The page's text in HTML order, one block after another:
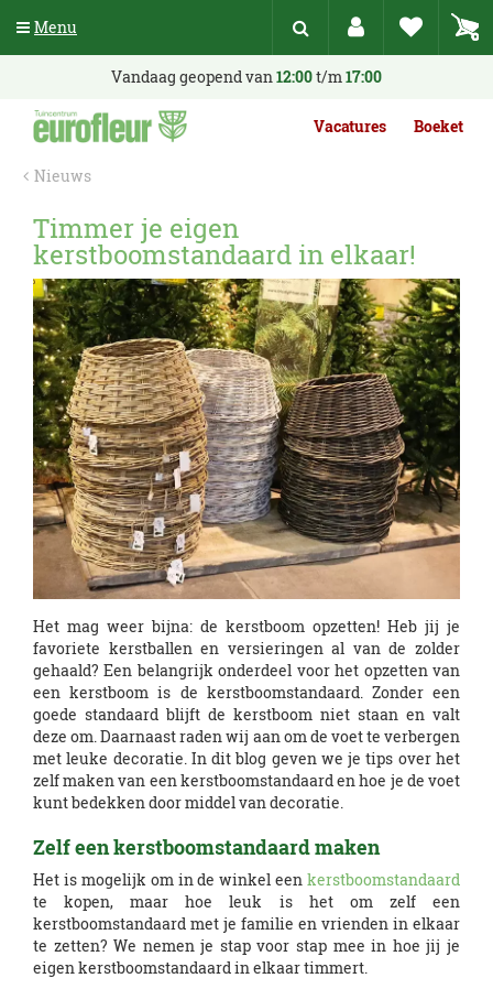
n
Nieuws
Vandaag geopend van12:00t/m17:00
Vacatures Boeket
Timmer je eigen
kerstboomstandaard in elkaar!
Het mag weer bijna: de kerstboom opzetten! Heb jij je
favoriete kerstballen en versieringen al van de zolder
gehaald? Een belangrijk onderdeel voor het opzetten van
een kerstboom is de kerstboomstandaard. Zonder een
goede standaard blijft de kerstboom niet staan en valt
deze om. Daarnaast raden wij aan om de voet te verbergen
met leuke decoratie. In dit blog geven we je tips over het
zelf maken van een kerstboomstandaard en hoe je de voet
kunt bedekken door middel van decoratie.
Zelf een kerstboomstandaard maken
Het is mogelijk om in de winkel een kerstboomstandaard
te kopen, maar hoe leuk is het om zelf een
kerstboomstandaard met je familie en vrienden in elkaar
te zetten? We nemen je stap voor stap mee in hoe jij je
eigen kerstboomstandaard in elkaar timmert.
Menu